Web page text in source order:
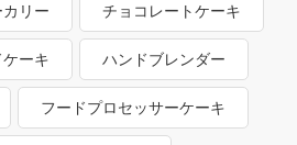
リー チョコレートケーキ
ーキ ハンドブレンダー
フードプロセッサーケーキ